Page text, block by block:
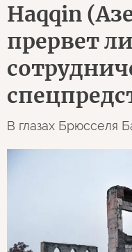
Haqqin
прервет
В глазах Брюсселя